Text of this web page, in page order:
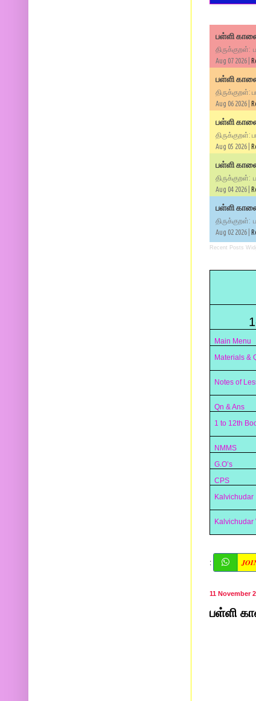
பள்ளி காலை
திருக்குறள்:
Aug 07 2026 |
பள்ளி காலை
திருக்குறள்:
Aug 06 2026 |
பள்ளி காலை
திருக்குறள்:
Aug 05 2026 |
பள்ளி காலை
திருக்குறள்:
Aug 04 2026 |
பள்ளி காலை
திருக்குறள்:
Aug 02 2026 |
Recent Posts
Main Menu
Materials &
Notes of
Qn & Ans
1 to 12th
NMMS
G.O’s
CPS
Kalvichudar
Kalvichudar
:
11 November
பள்ளி